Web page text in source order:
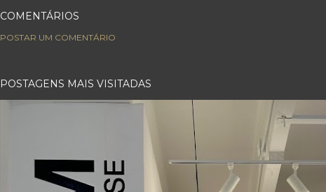
COMENTÁRIOS
POSTAR UM COMENTÁRIO
POSTAGENS MAIS VISITADAS